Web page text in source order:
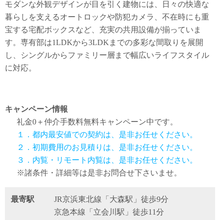
モダンな外観デザインが目を引く建物には、日々の快適な
暮らしを支えるオートロックや防犯カメラ、不在時にも重
宝する宅配ボックスなど、充実の共用設備が揃っていま
す。専有部は1LDKから3LDKまでの多彩な間取りを展開
し、シングルからファミリー層まで幅広いライフスタイル
に対応。
キャンペーン情報
礼金0 ＋仲介手数料無料キャンペーン中です。
１．都内最安値での契約は、是非お任せください。
２．初期費用のお見積りは、是非お任せください。
３．内覧・リモート内覧は、是非お任せください。
※諸条件・詳細等は是非お問合せ下さいませ。
最寄駅
JR京浜東北線「大森駅」徒歩9分
京急本線「立会川駅」徒歩11分